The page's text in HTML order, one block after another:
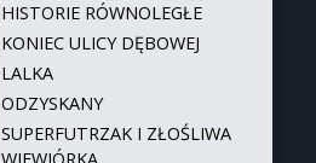
HISTORIE RÓWNOLEGŁE
KONIEC ULICY DĘBOWEJ
LALKA
ODZYSKANY
SUPERFUTRZAK I ZŁOŚLIWA